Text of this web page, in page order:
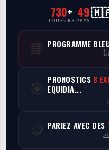
CasaCourses Pro
Resultats/Rapport CPCs
Discussion
Programmes
730+
JOUEURS
49
PAYS
📘 PROGRAMME
🎯 PRONOSTICS 8
EQUIDIA...
🪙 PARIEZ AVEC DES